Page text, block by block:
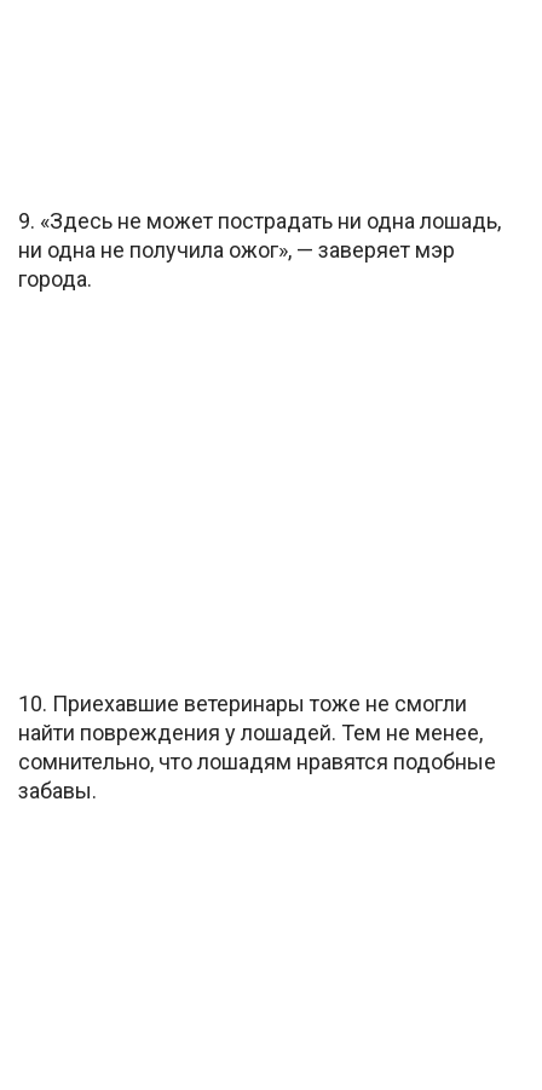
9. «Здесь не может пострадать ни одна лошадь,
ни одна не получила ожог», — заверяет мэр
города.
10. Приехавшие ветеринары тоже не смогли
найти повреждения у лошадей. Тем не менее,
сомнительно, что лошадям нравятся подобные
забавы.